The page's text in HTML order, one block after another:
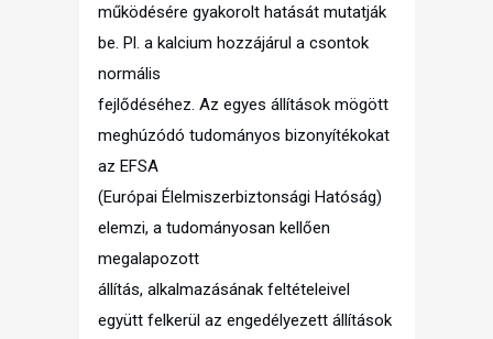
működésére gyakorolt hatását mutatják
be. Pl. a kalcium hozzájárul a csontok
normális
fejlődéséhez. Az egyes állítások mögött
meghúzódó tudományos bizonyítékokat
az EFSA
(Európai Élelmiszerbiztonsági Hatóság)
elemzi, a tudományosan kellően
megalapozott
állítás, alkalmazásának feltételeivel
együtt felkerül az engedélyezett állítások